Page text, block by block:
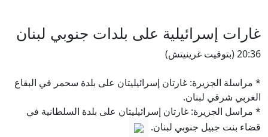
غارات إسرائيلية على بلدات جنوبي لبنان
20:36 (بتوقيت غرينيتش)
* مراسلة الجزيرة: غارتان إسرائيليتان على بلدة سحمر في البقاع
الغربي شرقي لبنان.
* مراسل الجزيرة: غارتان إسرائيليتان على بلدة السلطانية في
قضاء بنت جبيل جنوبي لبنان.